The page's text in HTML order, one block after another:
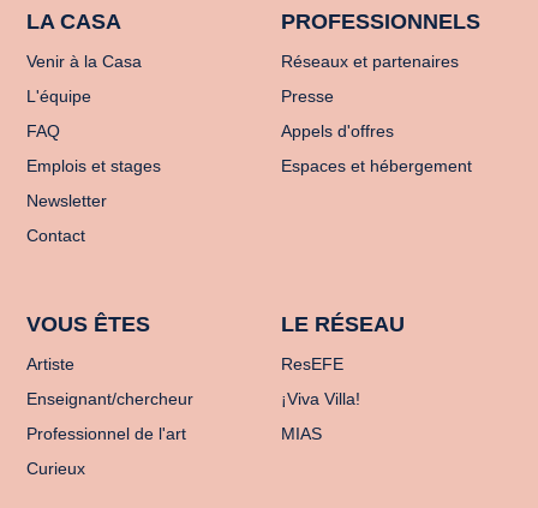
LA CASA
Venir à la Casa
L'équipe
FAQ
Emplois et stages
Newsletter
Contact
PROFESSIONNELS
Réseaux et partenaires
Presse
Appels d'offres
Espaces et hébergement
VOUS ÊTES
Artiste
Enseignant/chercheur
Professionnel de l'art
Curieux
LE RÉSEAU
ResEFE
¡Viva Villa!
MIAS